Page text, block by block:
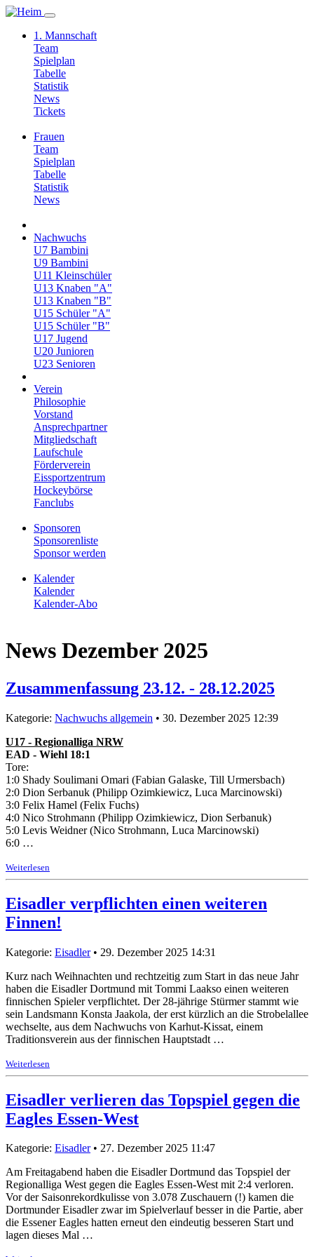
1. Mannschaft
Team
Spielplan
Tabelle
Statistik
News
Tickets
Frauen
Team
Spielplan
Tabelle
Statistik
News
Nachwuchs
U7 Bambini
U9 Bambini
U11 Kleinschüler
U13 Knaben "A"
U13 Knaben "B"
U15 Schüler "A"
U15 Schüler "B"
U17 Jugend
U20 Junioren
U23 Senioren
Verein
Philosophie
Vorstand
Ansprechpartner
Mitgliedschaft
Laufschule
Förderverein
Eissportzentrum
Hockeybörse
Fanclubs
Sponsoren
Sponsorenliste
Sponsor werden
Kalender
Kalender
Kalender-Abo
News Dezember 2025
Zusammenfassung 23.12. - 28.12.2025
Kategorie: Nachwuchs allgemein • 30. Dezember 2025 12:39
U17 - Regionalliga NRW
EAD - Wiehl 18:1
Tore:
1:0 Shady Soulimani Omari (Fabian Galaske, Till Urmersbach)
2:0 Dion Serbanuk (Philipp Ozimkiewicz, Luca Marcinowski)
3:0 Felix Hamel (Felix Fuchs)
4:0 Nico Strohmann (Philipp Ozimkiewicz, Dion Serbanuk)
5:0 Levis Weidner (Nico Strohmann, Luca Marcinowski)
6:0 …
Weiterlesen
Eisadler verpflichten einen weiteren
Finnen!
Kategorie: Eisadler• 29. Dezember 2025 14:31
Kurz nach Weihnachten und rechtzeitig zum Start in das neue Jahr
haben die Eisadler Dortmund mit Tommi Laakso einen weiteren
finnischen Spieler verpflichtet. Der 28-jährige Stürmer stammt wie
sein Landsmann Konsta Jaakola, der erst kürzlich an die Strobelallee
wechselte, aus dem Nachwuchs von Karhut-Kissat, einem
Traditionsverein aus der finnischen Hauptstadt …
Weiterlesen
Eisadler verlieren das Topspiel gegen die
Eagles Essen-West
Kategorie: Eisadler• 27. Dezember 2025 11:47
Am Freitagabend haben die Eisadler Dortmund das Topspiel der
Regionalliga West gegen die Eagles Essen-West mit 2:4 verloren.
Vor der Saisonrekordkulisse von 3.078 Zuschauern (!) kamen die
Dortmunder Eisadler zwar im Spielverlauf besser in die Partie, aber
die Essener Eagles hatten erneut den eindeutig besseren Start und
lagen dieses Mal …